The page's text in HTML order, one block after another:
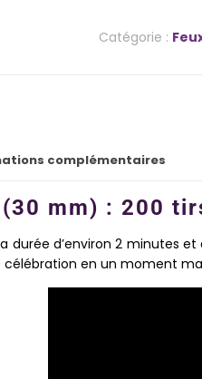
Catégorie :
complémentaires
mm) : 200
durée d’environ 2 minutes
en un moment